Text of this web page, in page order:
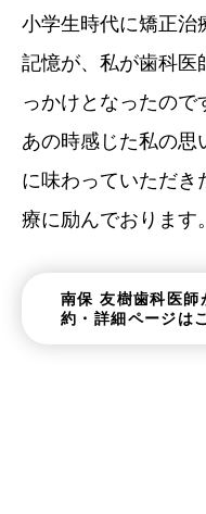
小学生時代に矯正治
記憶が、私が歯科医
っかけとなったので
あの時感じた私の
に味わっていただ
療に励んでおります。
南保 友樹歯科医師
約・詳細ページは